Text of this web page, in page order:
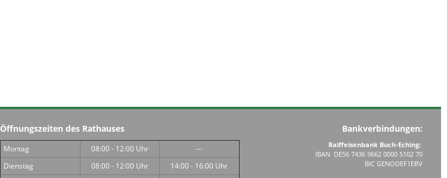
Öffnungszeiten des Rathauses
Montag 08:00 - 12:00 Uhr
---
Dienstag
08:00 - 12:00 Uhr
14:00 - 16:00 Uhr
Bankverbindungen:
Raiffeisenbank Buch-Eching:
IBAN DE56 7436 9662 0000 5102 70
BIC GENODEF1EBV